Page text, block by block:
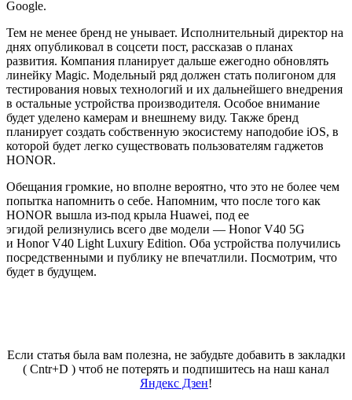
Google.
Тем не менее бренд не унывает. Исполнительный директор на
днях опубликовал в соцсети пост, рассказав о планах
развития. Компания планирует дальше ежегодно обновлять
линейку Magic. Модельный ряд должен стать полигоном для
тестирования новых технологий и их дальнейшего внедрения
в остальные устройства производителя. Особое внимание
будет уделено камерам и внешнему виду. Также бренд
планирует создать собственную экосистему наподобие iOS, в
которой будет легко существовать пользователям гаджетов
HONOR.
Обещания громкие, но вполне вероятно, что это не более чем
попытка напомнить о себе. Напомним, что после того как
HONOR вышла из-под крыла Huawei, под ее
эгидой релизнулись всего две модели — HonorV40 5G
и HonorV40 Light Luxury Edition. Оба устройства получились
посредственными и публику не впечатлили. Посмотрим, что
будет в будущем.
Если статья была вам полезна, не забудьте добавить в закладки
( Cntr+D ) чтоб не потерять и подпишитесь на наш канал
Яндекс Дзен!